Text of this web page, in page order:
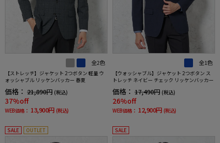
全2色
【ストレッチ】ジャケット 2つボタン 軽量 ウ
ォッシャブル リッケンバッカー 春夏
価格： 21,890円 (税込)
37%off
WEB価格： 13,900円 (税込)
全1色
【ウォッシャブル】ジャケット 2つボタン ス
トレッチ ネイビー チェック リッケンバッカー
価格： 17,490円 (税込)
26%off
WEB価格： 12,900円 (税込)
SALE OUTLET SALE